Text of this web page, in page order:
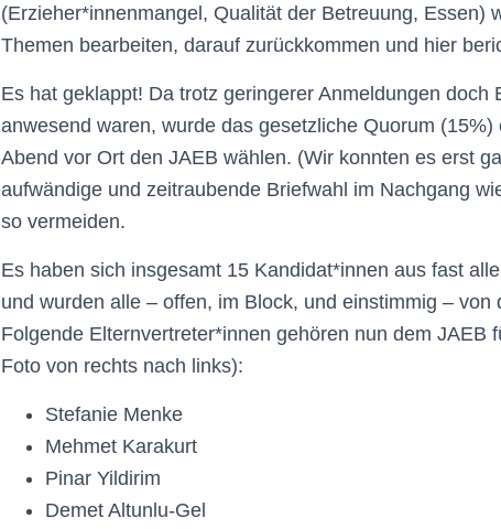
(Erzieher*innenmangel, Qualität der Betreuung, Essen)
Themen bearbeiten, darauf zurückkommen und hier
Es hat geklappt! Da trotz geringerer Anmeldungen doch
anwesend waren, wurde das gesetzliche Quorum
Abend vor Ort den JAEB wählen. (Wir konnten es erst
aufwändige und zeitraubende Briefwahl im Nachgang
so vermeiden.
Es haben sich insgesamt 15 Kandidat*innen aus fast
und wurden alle – offen, im Block, und einstimmig – von
Folgende Elternvertreter*innen gehören nun dem JAEB
Foto von rechts nach links):
Stefanie Menke
Mehmet Karakurt
Pinar Yildirim
Demet Altunlu-Gel